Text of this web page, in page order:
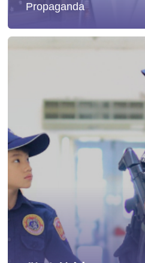
Propaganda
影音專區
交通安全